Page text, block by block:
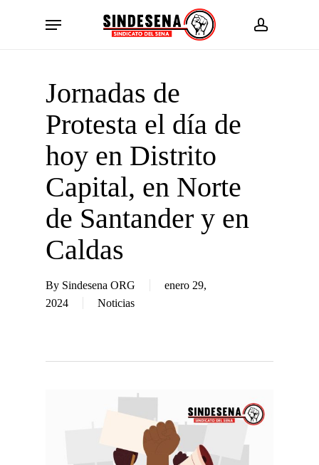
account
Menu
Jornadas de
Protesta el día de
hoy en Distrito
Capital, en Norte
de Santander y en
Caldas
By Sindesena ORG
enero 29,
2024
Noticias